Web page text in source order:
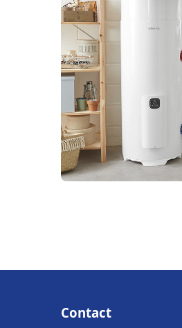
Contact